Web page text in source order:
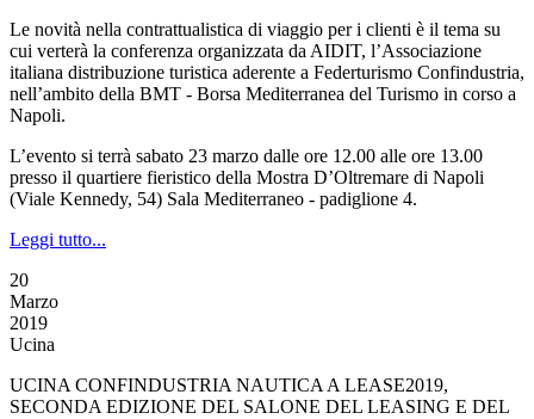
Le novità nella contrattualistica di viaggio per i clienti è il tema su
cui verterà la conferenza organizzata da AIDIT, l’Associazione
italiana distribuzione turistica aderente a Federturismo Confindustria,
nell’ambito della BMT - Borsa Mediterranea del Turismo in corso a
Napoli.
L’evento si terrà sabato 23 marzo dalle ore 12.00 alle ore 13.00
presso il quartiere fieristico della Mostra D’Oltremare di Napoli
(Viale Kennedy, 54) Sala Mediterraneo - padiglione 4.
Leggi tutto...
20
Marzo
2019
Ucina
UCINA CONFINDUSTRIA NAUTICA A LEASE2019,
SECONDA EDIZIONE DEL SALONE DEL LEASING E DEL